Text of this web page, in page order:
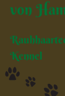
von
Kennel